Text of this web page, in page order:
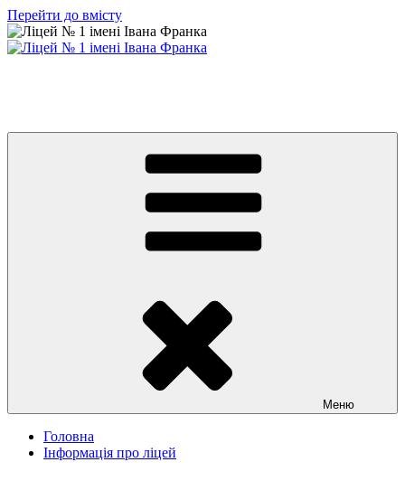
Перейти до вмісту
Меню
Головна
Інформація про ліцей